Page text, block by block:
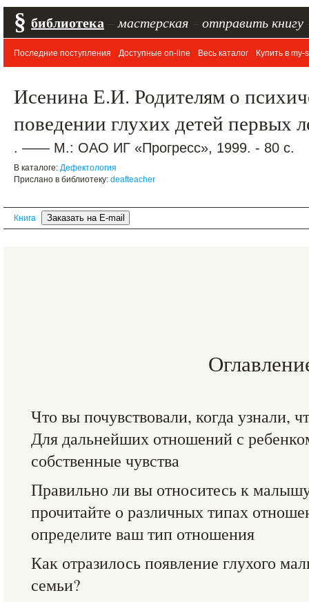
§ библиотека мастерская отправить книгу
Последние поступления Доступные on-line Весь каталог Купить в my-
Исенина Е.И. Родителям о
поведении глухих детей первых
. —— М.: ОАО ИГ «Прогресс», 1999. - 80 с.
В каталоге: Дефектология
Прислано в библиотеку: deafteacher
Книга
Что вы почувствовали, когда
Для дальнейших отношений с
собственные чувства
Правильно ли вы относитесь к
прочитайте о различных типах
определите ваш тип отношения
Как отразилось появление глухого
семьи?